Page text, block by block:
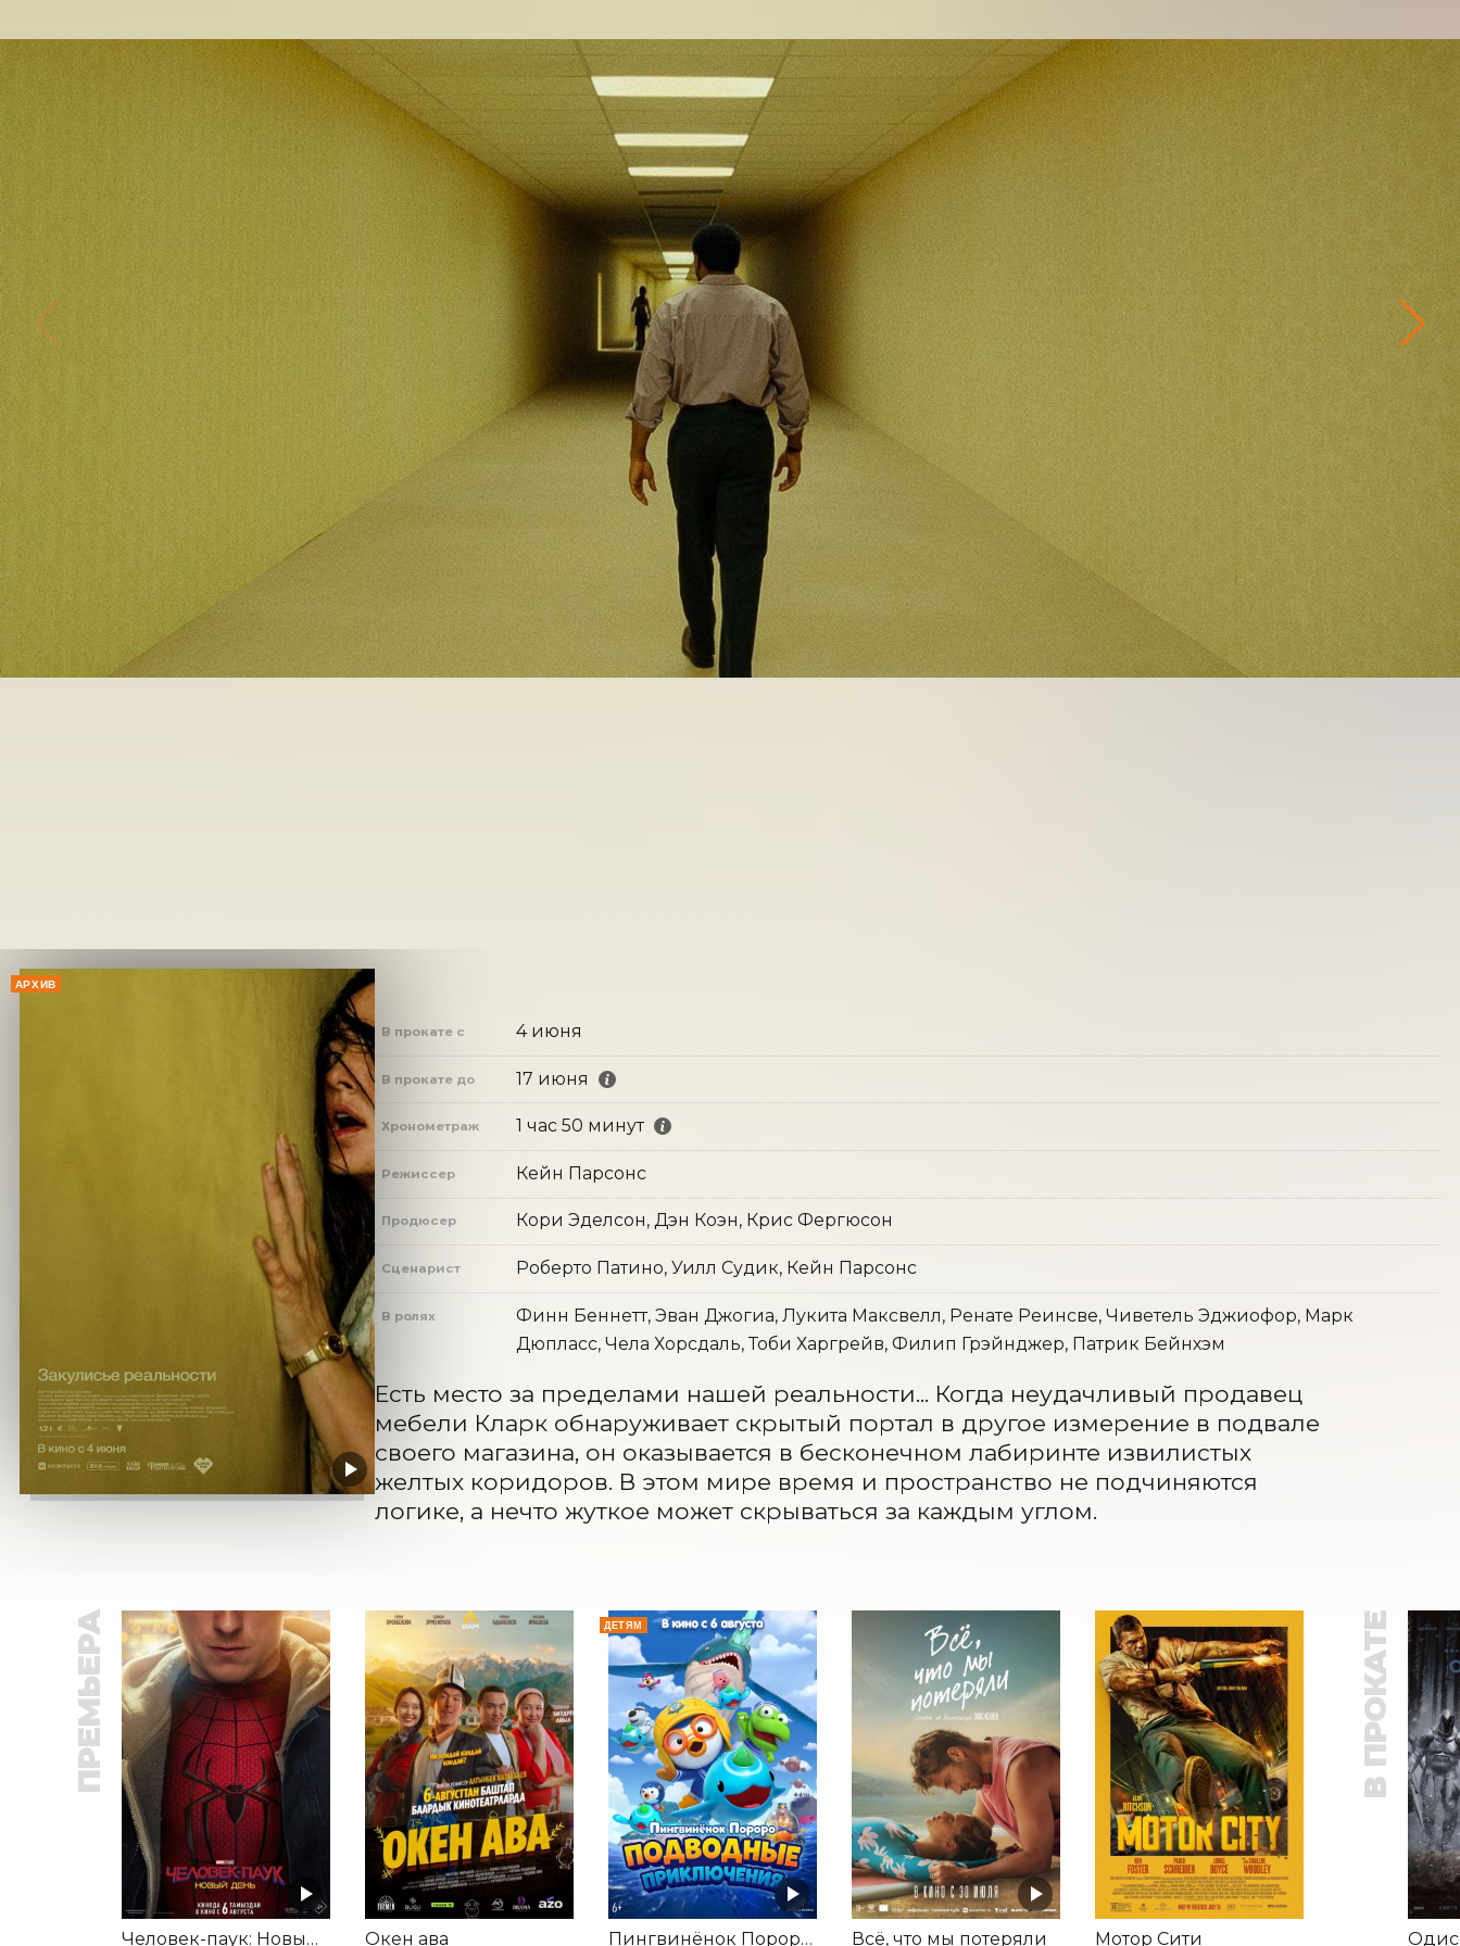
АРХИВ
В прокате с 4 июня
В прокате до 17 июня
Хронометраж 1 час 50 минут
Режиссер Кейн Парсонс
Продюсер Кори Эделсон, Дэн Коэн, Крис Фергюсон
Сценарист Роберто Патино, Уилл Судик, Кейн Парсонс
В ролях
Финн Беннетт, Эван Джогиа, Лукита Максвелл, Ренате Реинсве, Чиветель Эджиофор, Марк
Дюпласс, Чела Хорсдаль, Тоби Харгрейв, Филип Грэйнджер, Патрик Бейнхэм
Есть место за пределами нашей реальности... Когда неудачливый продавец
мебели Кларк обнаруживает скрытый портал в другое измерение в подвале
своего магазина, он оказывается в бесконечном лабиринте извилистых
желтых коридоров. В этом мире время и пространство не подчиняются
логике, а нечто жуткое может скрываться за каждым углом.
ПРЕМЬЕРА
Человек-паук: Новый день Окен ава
ДЕТЯМ
Пингвинёнок Пороро. Подводные приключения Всё, что мы потеряли Мотор Сити
В ПРОКАТЕ